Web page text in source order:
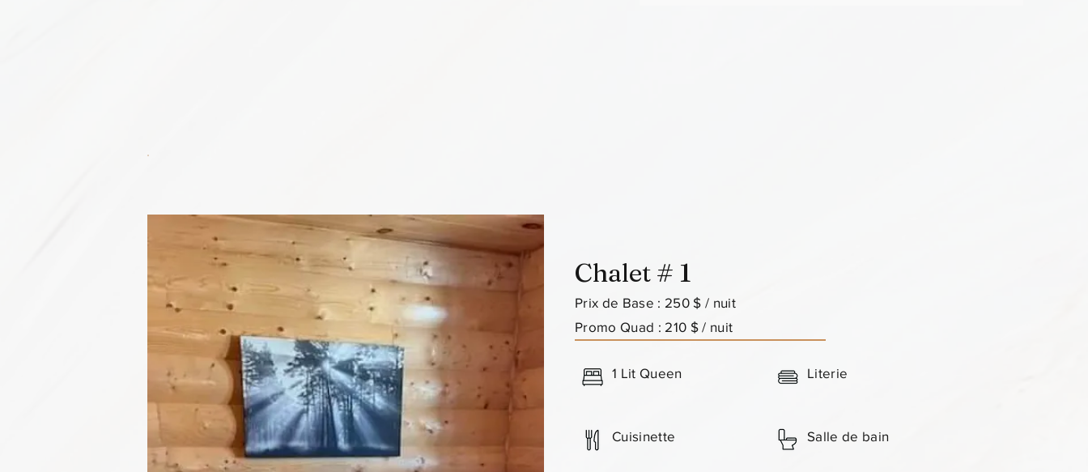
Chalet # 1
Prix de Base : 250 $ / nuit
Promo Quad : 210 $ / nuit
1 Lit Queen
Cuisinette
Literie
Salle de bain